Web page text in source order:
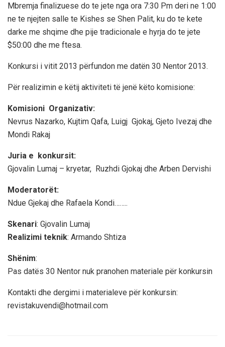
Mbremja finalizuese do te jete nga ora 7:30 Pm deri ne 1:00
ne te njejten salle te Kishes se Shen Palit, ku do te kete
darke me shqime dhe pije tradicionale e hyrja do te jete
$50:00 dhe me ftesa.
Konkursi i vitit 2013 përfundon me datën 30 Nentor 2013.
Për realizimin e këtij aktiviteti të jenë këto komisione:
Komisioni Organizativ:
Nevrus Nazarko, Kujtim Qafa, Luigj Gjokaj, Gjeto Ivezaj dhe
Mondi Rakaj
Juria e konkursit:
Gjovalin Lumaj – kryetar, Ruzhdi Gjokaj dhe Arben Dervishi
Moderatorët:
Ndue Gjekaj dhe Rafaela Kondi……..
Skenari: Gjovalin Lumaj
Realizimi teknik: Armando Shtiza
Shënim:
Pas datës 30 Nentor nuk pranohen materiale për konkursin
Kontakti dhe dergimi i materialeve për konkursin:
revistakuvendi@hotmail.com